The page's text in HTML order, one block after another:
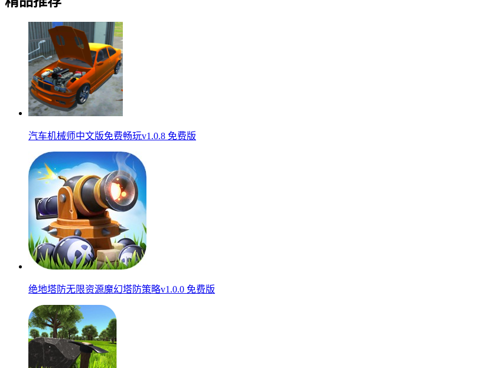
汽车机械师中文版免费畅玩v1.0.8 免费版
绝地塔防无限资源魔幻塔防策略v1.0.0 免费版